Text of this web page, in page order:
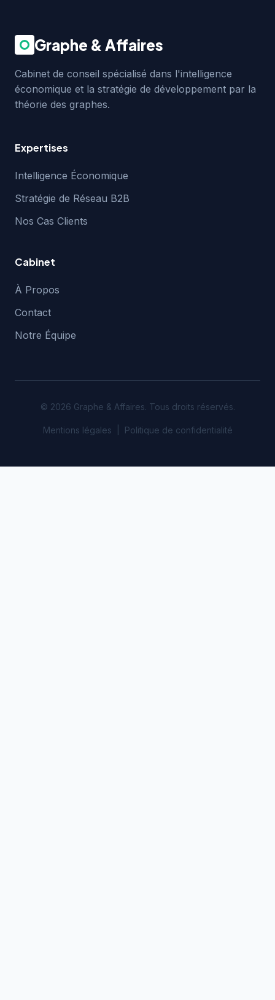
Graphe & Affaires
Cabinet de conseil spécialisé dans l'intelligence
économique et la stratégie de développement par la
théorie des graphes.
Expertises
Intelligence Économique
Stratégie de Réseau B2B
Nos Cas Clients
Cabinet
À Propos
Contact
Notre Équipe
© 2026 Graphe & Affaires. Tous droits réservés.
Mentions légales Politique de confidentialité